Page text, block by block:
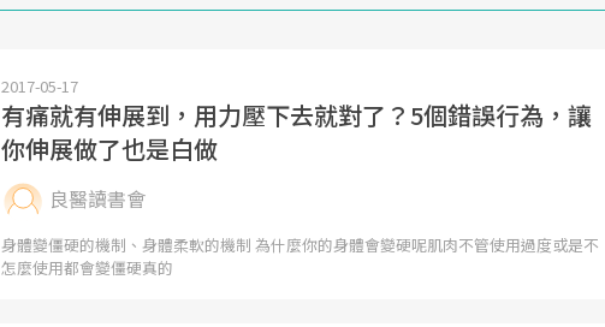
2017-05-17
有痛就有伸展到，用力壓下去就對了？5個錯誤行為，讓
你伸展做了也是白做
良醫讀書會
身體變僵硬的機制、身體柔軟的機制 為什麼你的身體會變硬呢肌肉不管使用過度或是不
怎麼使用都會變僵硬真的
面對超高齡社會的浪潮，台灣正在快速邁
心議題。然而，健檢不只是醫療院所的服
2025年，就到良醫生活祭體驗「一站式健
良醫健康網從「換季的身體變化」出發，